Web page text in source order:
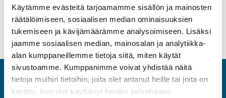
Käytämme evästeitä tarjoamamme sisällön ja mainosten
räätälöimiseen, sosiaalisen median ominaisuuksien
tukemiseen ja kävijämäärämme analysoimiseen. Lisäksi
jaamme sosiaalisen median, mainosalan ja analytiikka-
alan kumppaneillemme tietoja siitä, miten käytät
sivustoamme. Kumppanimme voivat yhdistää näitä
tietoja muihin tietoihin, joita olet antanut heille tai joita on
kerätty, kun olet käyttänyt heidän palvelujaan.
Hallitus
ASIA